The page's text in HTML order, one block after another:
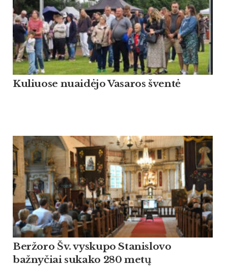
Kuliuose nuaidėjo Vasaros šventė
Beržoro Šv. vyskupo Stanislovo
bažnyčiai sukako 280 metų